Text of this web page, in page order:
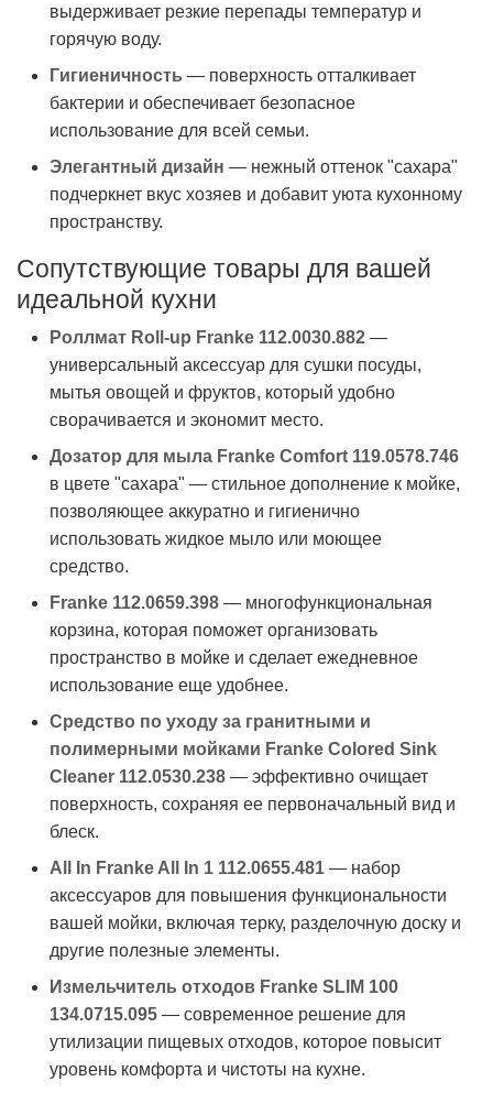
выдерживает резкие перепады температур и
горячую воду.
Гигиеничность — поверхность отталкивает
бактерии и обеспечивает безопасное
использование для всей семьи.
Элегантный дизайн — нежный оттенок "сахара"
подчеркнет вкус хозяев и добавит уюта кухонному
пространству.
Сопутствующие товары для вашей
идеальной кухни
Роллмат Roll-up Franke 112.0030.882 —
универсальный аксессуар для сушки посуды,
мытья овощей и фруктов, который удобно
сворачивается и экономит место.
Дозатор для мыла Franke Comfort 119.0578.746
в цвете "сахара" — стильное дополнение к мойке,
позволяющее аккуратно и гигиенично
использовать жидкое мыло или моющее
средство.
Franke 112.0659.398 — многофункциональная
корзина, которая поможет организовать
пространство в мойке и сделает ежедневное
использование еще удобнее.
Средство по уходу за гранитными и
полимерными мойками Franke Colored Sink
Cleaner 112.0530.238 — эффективно очищает
поверхность, сохраняя ее первоначальный вид и
блеск.
All In Franke All In 1 112.0655.481 — набор
аксессуаров для повышения функциональности
вашей мойки, включая терку, разделочную доску и
другие полезные элементы.
Измельчитель отходов Franke SLIM 100
134.0715.095 — современное решение для
утилизации пищевых отходов, которое повысит
уровень комфорта и чистоты на кухне.